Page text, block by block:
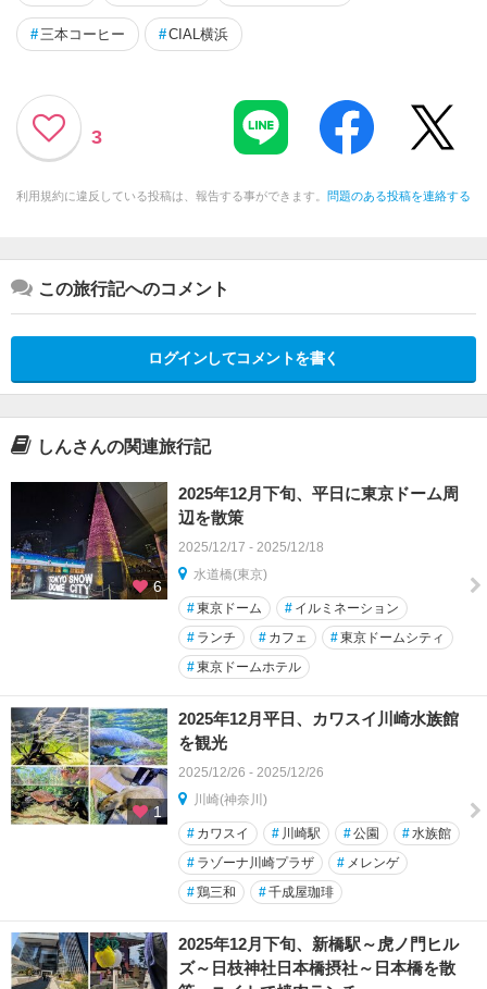
# 三本コーヒー #CIAL横浜
3
利用規約に違反している投稿は、報告する事ができます。 問題のある投稿を連絡する
この旅行記へのコメント
ログインしてコメントを書く
しんさんの関連旅行記
6
2025年12月下旬、平日に東京ドーム周
辺を散策
2025/12/17 - 2025/12/18
水道橋(東京)
#東京ドーム # イルミネーション
# ランチ # カフェ #東京ドームシティ
#東京ドームホテル
1
2025年12月平日、カワスイ川崎水族館
を観光
2025/12/26 - 2025/12/26
川崎(神奈川)
# カワスイ # 川崎駅 #公園 #水族館
# ラゾーナ川崎プラザ # メレンゲ
#鶏三和 #千成屋珈琲
2025年12月下旬、新橋駅～虎ノ門ヒル
ズ～日枝神社日本橋摂社～日本橋を散